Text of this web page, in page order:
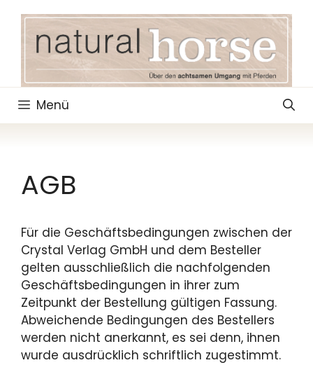
springen
Menü
AGB
Für die Geschäftsbedingungen zwischen der
Crystal Verlag GmbH und dem Besteller
gelten ausschließlich die nachfolgenden
Geschäftsbedingungen in ihrer zum
Zeitpunkt der Bestellung gültigen Fassung.
Abweichende Bedingungen des Bestellers
werden nicht anerkannt, es sei denn, ihnen
wurde ausdrücklich schriftlich zugestimmt.